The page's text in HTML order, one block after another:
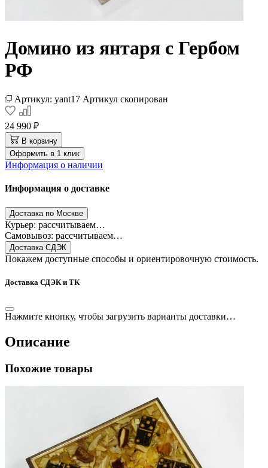
Домино из янтаря с Гербом
РФ
Артикул: yant17 Артикул скопирован
24 990 ₽
В корзину
Оформить в 1 клик
Информация о наличии
Информация о доставке
Доставка по Москве
Курьер: рассчитываем…
Самовывоз: рассчитываем…
Доставка СДЭК
Покажем доступные способы и ориентировочную стоимость.
Доставка СДЭК и ТК
Нажмите кнопку, чтобы загрузить варианты доставки…
Описание
Похожие товары